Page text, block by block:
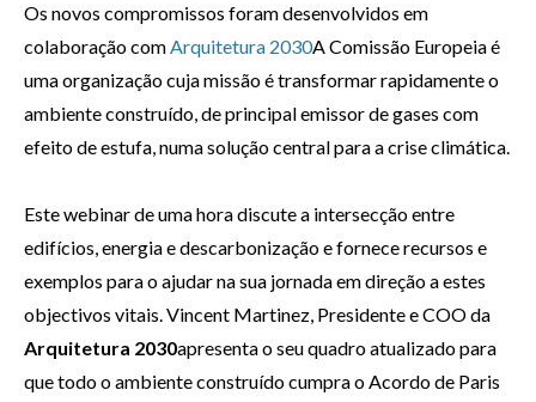
Os novos compromissos foram desenvolvidos em
colaboração comArquitetura 2030A Comissão Europeia é
uma organização cuja missão é transformar rapidamente o
ambiente construído, de principal emissor de gases com
efeito de estufa, numa solução central para a crise climática.
Este webinar de uma hora discute a intersecção entre
edifícios, energia e descarbonização e fornece recursos e
exemplos para o ajudar na sua jornada em direção a estes
objectivos vitais. Vincent Martinez, Presidente e COO da
Arquitetura 2030apresenta o seu quadro atualizado para
que todo o ambiente construído cumpra o Acordo de Paris